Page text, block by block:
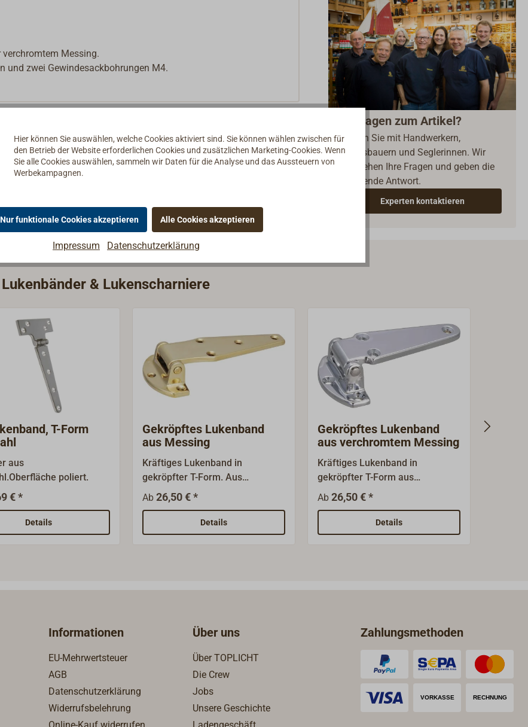
Messing.
und zwei Gewindesackbohrungen M4.
Fragen zum Artikel?
Reden Sie mit Handwerkern,
Bootsbauern und Seglerinnen. Wir
verstehen Ihre Fragen und geben die
passende Antwort.
Experten kontaktieren
& Lukenscharniere
T-Form
aus
poliert.
€ *
Details
Gekröpftes Lukenband
aus Messing
Kräftiges Lukenband in
gekröpfter T-Form. Aus
Messingguss mit
höhenversetzter Achse.Die
Oberfläche ist Messing poliert
oder verchromt.
Ab 26,50 € *
Details
Gekröpftes Lukenband
aus verchromtem Messing
Kräftiges Lukenband in
gekröpfter T-Form aus
Messingguss mit
höhenversetzter Achse aus
Edelstahl.Die Oberfläche ist
Messing verchromt.
Ab 26,50 € *
Details
Informationen
EU-Mehrwertsteuer
AGB
Datenschutzerklärung
Widerrufsbelehrung
Über uns
Über TOPLICHT
Die Crew
Jobs
Unsere Geschichte
Zahlungsmethoden
Hier können Sie auswählen, welche Cookies aktiviert sind. Sie können wählen zwischen für
den Betrieb der Website erforderlichen Cookies und zusätzlichen Marketing-Cookies. Wenn
Sie alle Cookies auswählen, sammeln wir Daten für die Analyse und das Aussteuern von
Werbekampagnen.
Nur funktionale Cookies akzeptieren Alle Cookies akzeptieren
Impressum Datenschutzerklärung